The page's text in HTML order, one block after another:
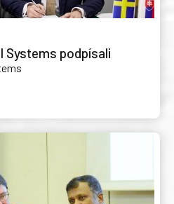
Systems podpísali